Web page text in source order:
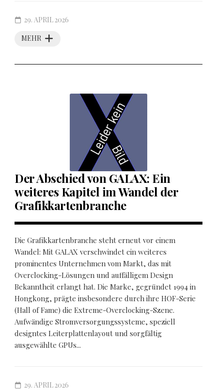
MEHR
29. APRIL 2026
Der Abschied von GALAX: Ein
weiteres Kapitel im Wandel der
Grafikkartenbranche
Die Grafikkartenbranche steht erneut vor einem
Wandel: Mit GALAX verschwindet ein weiteres
prominentes Unternehmen vom Markt, das mit
Overclocking-Lösungen und auffälligem Design
Bekanntheit erlangt hat. Die Marke, gegründet 1994 in
Hongkong, prägte insbesondere durch ihre HOF-Serie
(Hall of Fame) die Extreme-Overclocking-Szene.
Aufwändige Stromversorgungssysteme, speziell
designtes Leiterplattenlayout und sorgfältig
ausgewählte GPUs...
29. APRIL 2026